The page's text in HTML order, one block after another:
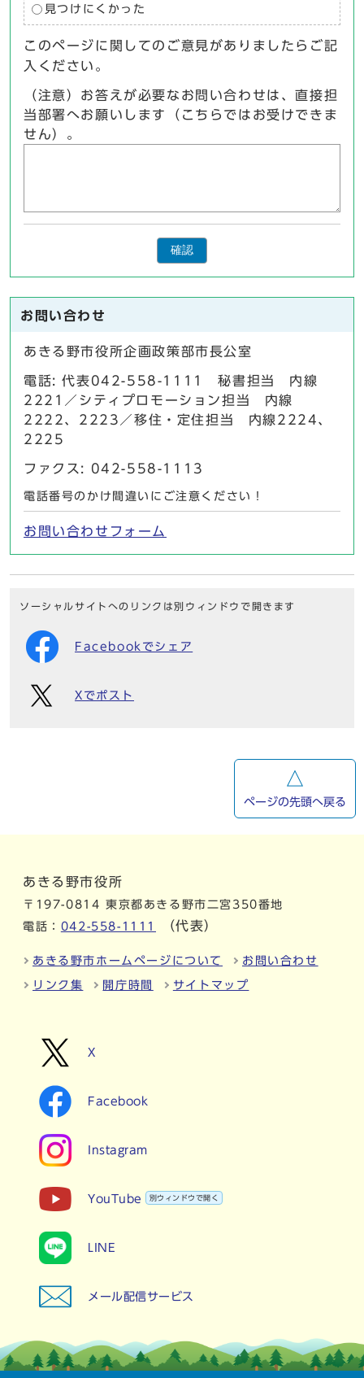
見つけにくかった
このページに関してのご意見がありましたらご記
入ください。
（注意）お答えが必要なお問い合わせは、直接担
当部署へお願いします（こちらではお受けできま
せん）。
確認
お問い合わせ
あきる野市役所企画政策部市長公室
電話: 代表042-558-1111 秘書担当 内線
2221／シティプロモーション担当 内線
2222、2223／移住・定住担当 内線2224、
2225
ファクス: 042-558-1113
電話番号のかけ間違いにご注意ください！
お問い合わせフォーム
ソーシャルサイトへのリンクは別ウィンドウで開きます
Facebookでシェア
Xでポスト
ページの先頭へ戻る
あきる野市役所
〒197-0814 東京都あきる野市二宮350番地
電話： 042-558-1111 （代表）
あきる野市ホームページについて お問い合わせ
リンク集 開庁時間 サイトマップ
X
Facebook
Instagram
YouTube 別ウィンドウで開く
LINE
メール配信サービス